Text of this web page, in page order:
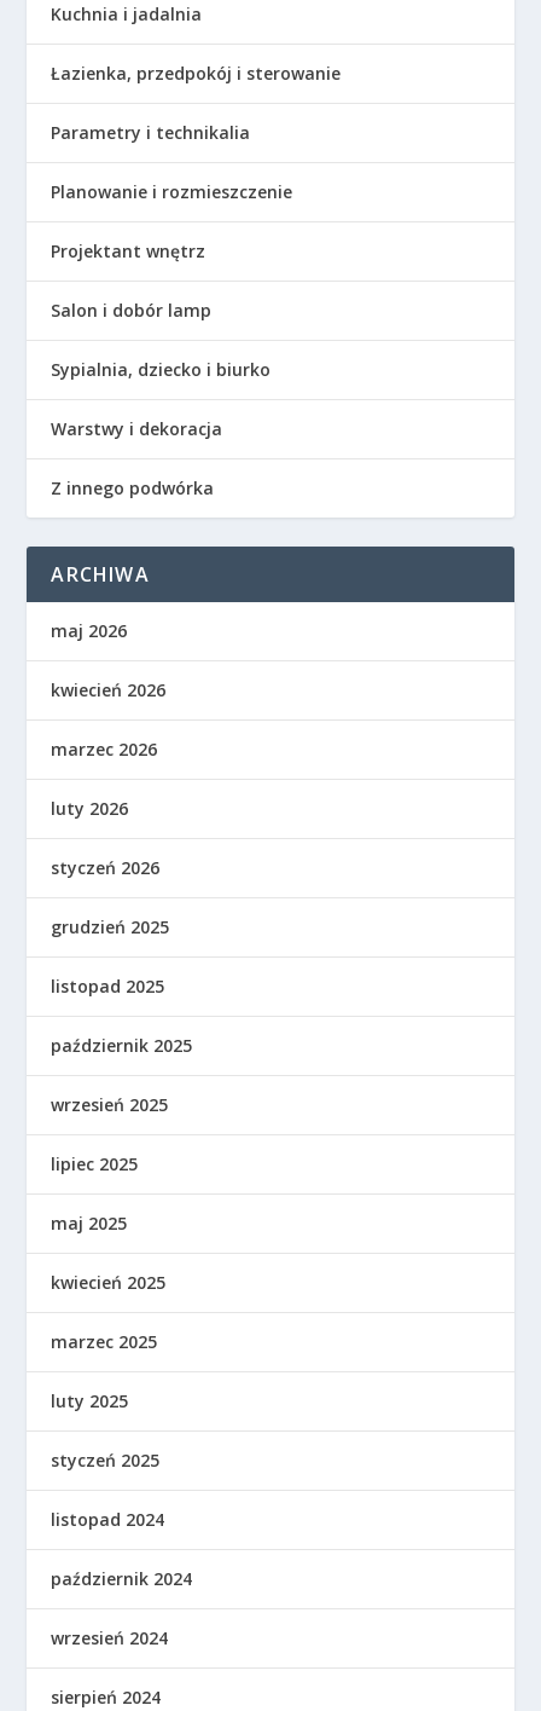
Kuchnia i jadalnia
Łazienka, przedpokój i sterowanie
Parametry i technikalia
Planowanie i rozmieszczenie
Projektant wnętrz
Salon i dobór lamp
Sypialnia, dziecko i biurko
Warstwy i dekoracja
Z innego podwórka
ARCHIWA
maj 2026
kwiecień 2026
marzec 2026
luty 2026
styczeń 2026
grudzień 2025
listopad 2025
październik 2025
wrzesień 2025
lipiec 2025
maj 2025
kwiecień 2025
marzec 2025
luty 2025
styczeń 2025
listopad 2024
październik 2024
wrzesień 2024
sierpień 2024